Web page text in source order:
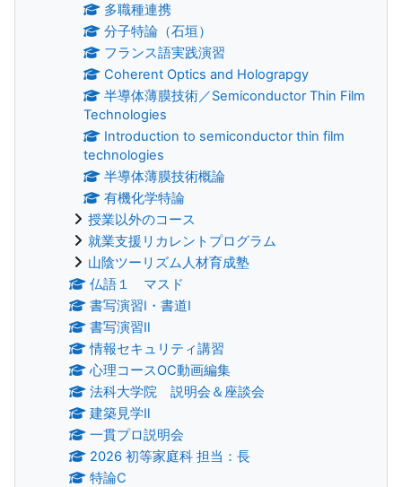
多職種連携
分子特論（石垣）
フランス語実践演習
Coherent Optics and Holograpgy
半導体薄膜技術／Semiconductor Thin Film
Technologies
Introduction to semiconductor thin film
technologies
半導体薄膜技術概論
有機化学特論
授業以外のコース
就業支援リカレントプログラム
山陰ツーリズム人材育成塾
仏語１ マスド
書写演習Ⅰ・書道Ⅰ
書写演習Ⅱ
情報セキュリティ講習
心理コースOC動画編集
法科大学院 説明会＆座談会
建築見学Ⅱ
一貫プロ説明会
2026 初等家庭科 担当：長
特論C